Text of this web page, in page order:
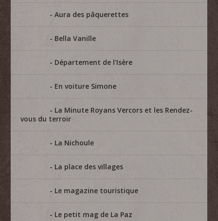
Aura des pâquerettes
Bella Vanille
Département de l'Isère
En voiture Simone
La Minute Royans Vercors et les Rendez-
vous du terroir
La Nichoule
La place des villages
Le magazine touristique
Le petit mag de La Paz